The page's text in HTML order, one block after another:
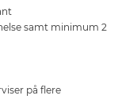
samt minimum 2
på flere